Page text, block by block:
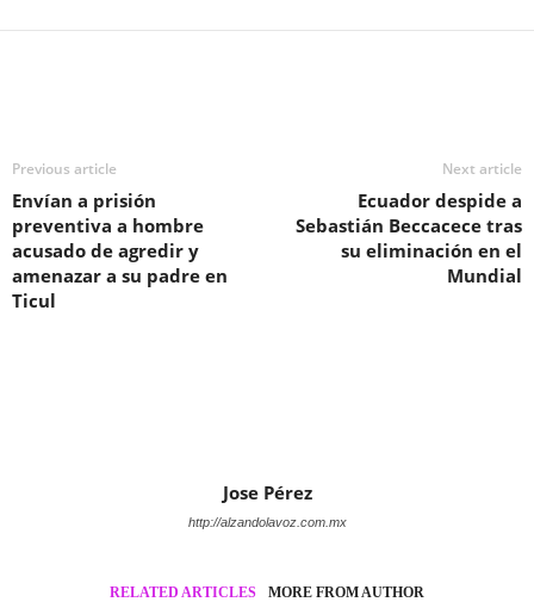
Previous article
Envían a prisión
preventiva a hombre
acusado de agredir y
amenazar a su padre en
Ticul
Next article
Ecuador despide a
Sebastián Beccacece tras
su eliminación en el
Mundial
Jose Pérez
http://alzandolavoz.com.mx
RELATED ARTICLES MORE FROM AUTHOR